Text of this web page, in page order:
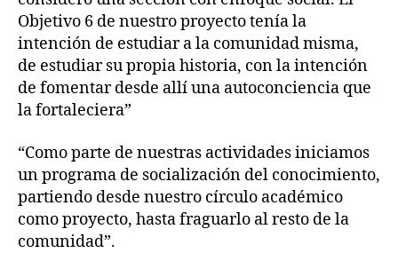
Objetivo 6 de nuestro proyecto tenía la
intención de estudiar a la comunidad misma,
de estudiar su propia historia, con la intención
de fomentar desde allí una autoconciencia que
la fortaleciera”
“Como parte de nuestras actividades iniciamos
un programa de socialización del conocimiento,
partiendo desde nuestro círculo académico
como proyecto, hasta fraguarlo al resto de la
comunidad”.